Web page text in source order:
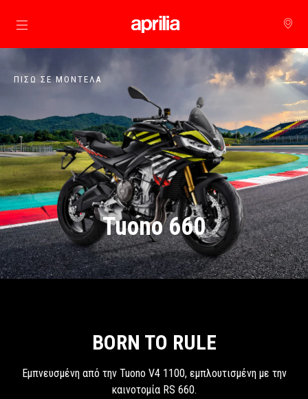
Μετάβαση στο κυρίως περιεχόμενο
ΠΊΣΩ ΣΕ ΜΟΝΤΈΛΑ
Tuono 660
BORN TO RULE
Εμπνευσμένη από την Tuono V4 1100, εμπλουτισμένη με την
καινοτομία RS 660.